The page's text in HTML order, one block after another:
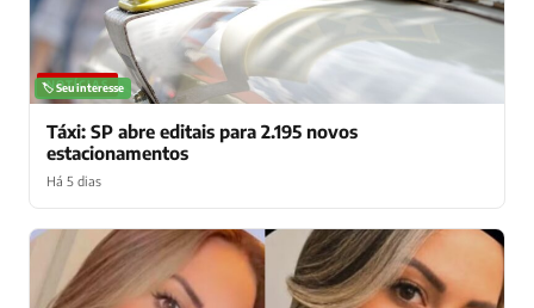
NOTÍCIAS
🏷️ Seu interesse
Táxi: SP abre editais para 2.195 novos
estacionamentos
Há 5 dias